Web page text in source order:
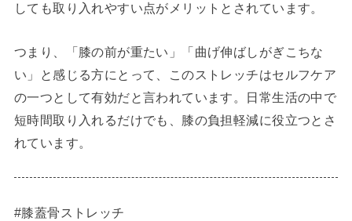
しても取り入れやすい点がメリットとされています。
つまり、「膝の前が重たい」「曲げ伸ばしがぎこちな
い」と感じる方にとって、このストレッチはセルフケア
の一つとして有効だと言われています。日常生活の中で
短時間取り入れるだけでも、膝の負担軽減に役立つとさ
れています。
#膝蓋骨ストレッチ